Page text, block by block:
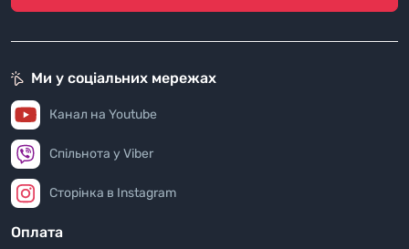
Ми у соціальних мережах
Канал на Youtube
Спільнота у Viber
Сторінка в Instagram
Оплата